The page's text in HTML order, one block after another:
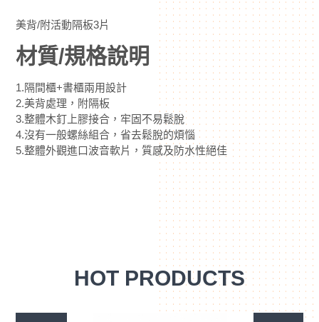
美背/附活動隔板3片
材質/規格說明
1.隔間櫃+書櫃兩用設計
2.美背處理，附隔板
3.整體木釘上膠接合，牢固不易鬆脫
4.沒有一般螺絲組合，省去鬆脫的煩惱
5.整體外觀進口波音軟片，質感及防水性絕佳
HOT PRODUCTS